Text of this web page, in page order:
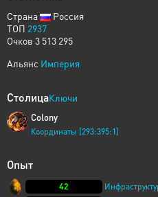
Страна
Россия
ТОП 2937
Очков 3 513 295
Альянс Империя
СтолицаКлючи
Colony
Координаты [293:395:1]
Опыт
42